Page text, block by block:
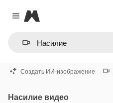
Close menu
Magnific
Создать ИИ-изображение
Насилие видео